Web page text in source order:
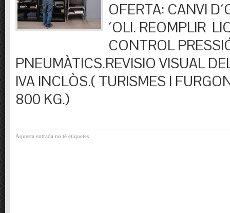
OFERTA: CANVI
´OLI. REOMPLIR
CONTROL
PNEUMÀTICS.REVISIO VISUAL
IVA INCLÒS.( TURISMES I
800 KG.)
Aquesta entrada no té etiquetes